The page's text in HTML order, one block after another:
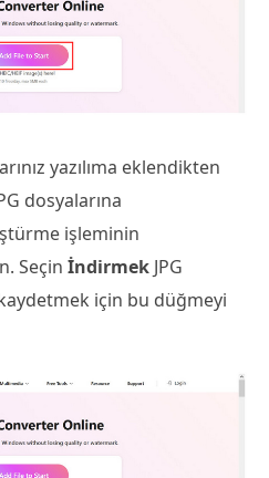
yazılıma eklendikten
dosyalarına
işleminin
Seçin İndirmek JPG
için bu düğmeyi